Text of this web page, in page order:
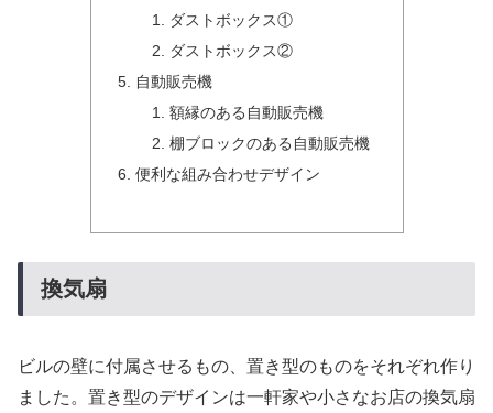
ダストボックス①
ダストボックス②
自動販売機
額縁のある自動販売機
棚ブロックのある自動販売機
便利な組み合わせデザイン
換気扇
ビルの壁に付属させるもの、置き型のものをそれぞれ作り
ました。置き型のデザインは一軒家や小さなお店の換気扇